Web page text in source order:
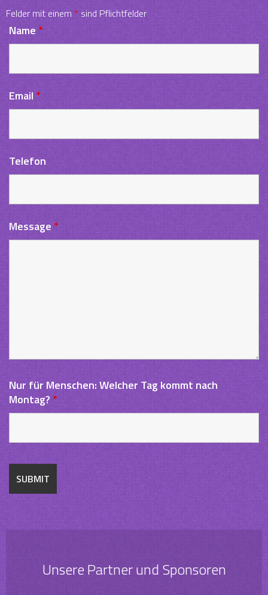
Felder mit einem* sind Pflichtfelder
Name *
Email*
Telefon
Message*
Nur für Menschen: Welcher Tag kommt nach
Montag?*
Unsere Partner und Sponsoren